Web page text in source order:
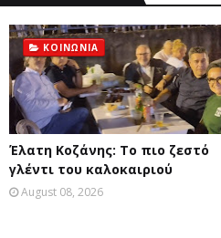
ΚΟΙΝΩΝΙΑ
Έλατη Κοζάνης: Το πιο ζεστό
γλέντι του καλοκαιριού
August 08, 2026